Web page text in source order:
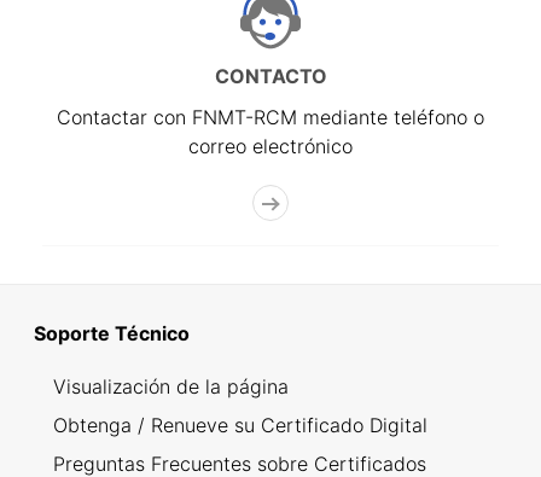
CONTACTO
Contactar con FNMT-RCM mediante teléfono o
correo electrónico
Soporte Técnico
Visualización de la página
Obtenga / Renueve su Certificado Digital
Preguntas Frecuentes sobre Certificados